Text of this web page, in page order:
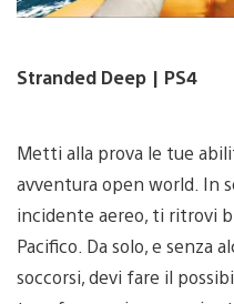
Stranded Deep | PS4
Metti alla prova le tue
avventura open world. In
incidente aereo, ti ritrovi
Pacifico. Da solo, e senza
soccorsi, devi fare il